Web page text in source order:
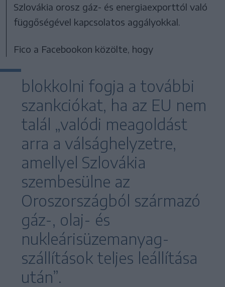
Szlovákia orosz gáz- és energiaexporttól való
függőségével kapcsolatos aggályokkal.
Fico a Facebookon közölte, hogy
blokkolni fogja a további
szankciókat, ha az EU nem
talál „valódi meagoldást
arra a válsághelyzetre,
amellyel Szlovákia
szembesülne az
Oroszországból származó
gáz-, olaj- és
nukleárisüzemanyag-
szállítások teljes leállítása
után”.